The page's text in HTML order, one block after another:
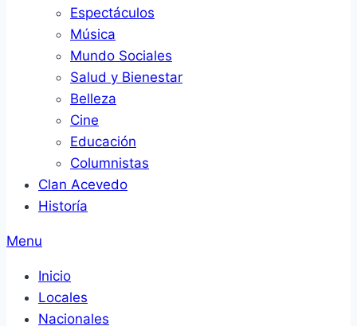
Espectáculos
Música
Mundo Sociales
Salud y Bienestar
Belleza
Cine
Educación
Columnistas
Clan Acevedo
Historía
Menu
Inicio
Locales
Nacionales